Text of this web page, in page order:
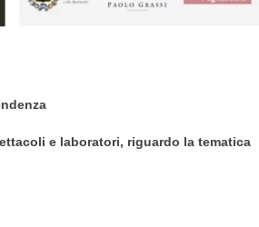
e laboratori, riguardo la tematica